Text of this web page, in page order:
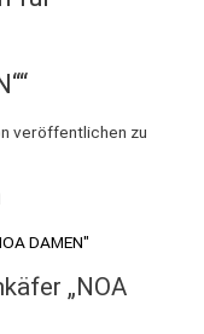
veröffentlichen zu
„NOA